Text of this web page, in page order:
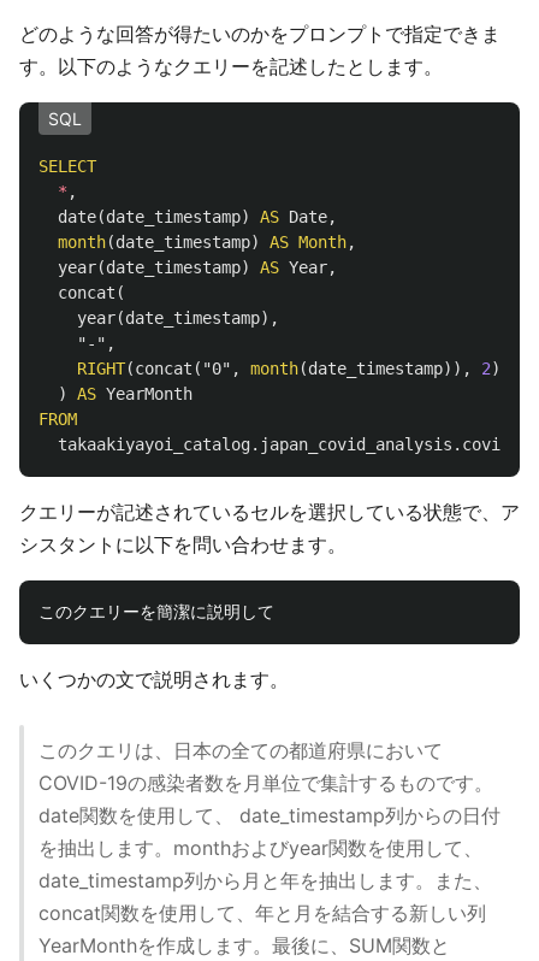
どのような回答が得たいのかをプロンプトで指定できま
す。以下のようなクエリーを記述したとします。
SQL
SELECT
* ,
date(date_timestamp) AS Date,
month(date_timestamp) AS Month,
year(date_timestamp) AS Year,
concat (
year(date_timestamp),
"-" ,
RIGHT(concat ( "0" , month(date_timestamp)), 2)
)
AS YearMonth
FROM
takaakiyayoi_catalog. japan_covid_analysis .
クエリーが記述されているセルを選択している状態で、ア
シスタントに以下を問い合わせます。
いくつかの文で説明されます。
このクエリは、日本の全ての都道府県において
COVID-19の感染者数を月単位で集計するものです。
date関数を使用して、 date_timestamp列からの日付
を抽出します。monthおよびyear関数を使用して、
date_timestamp列から月と年を抽出します。また、
concat関数を使用して、年と月を結合する新しい列
YearMonthを作成します。最後に、SUM関数と